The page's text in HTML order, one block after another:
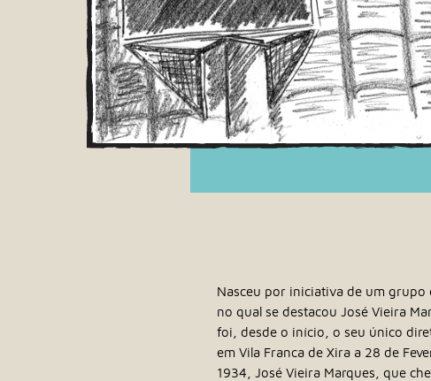
Nasceu por iniciativa de um grupo
no qual se destacou José Vieira
foi, desde o início, o seu único
em Vila Franca de Xira a 28 de
1934, José Vieira Marques, que